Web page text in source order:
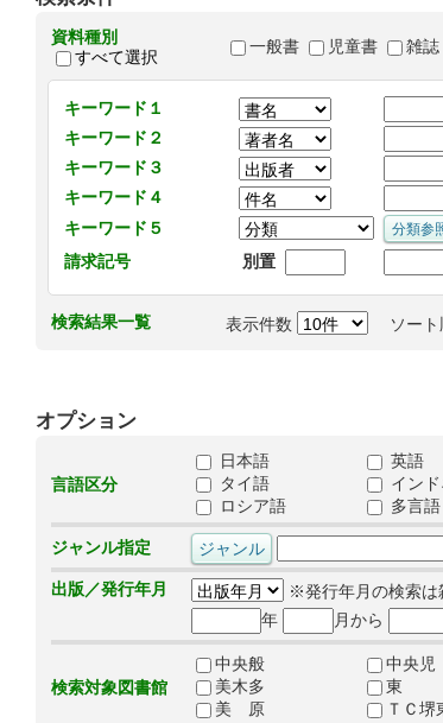
資料種別
すべて選択
一般書 児童書 雑誌
キーワード１
キーワード２
キーワード３
キーワード４
キーワード５
請求記号
別置
検索結果一覧 表示件数 ソー
オプション
言語区分
日本語 英語
タイ語
イン
ロシア語
多言語
ジャンル指定
出版／発行年月
※発行年月の検索は
年
月から
検索対象図書館
中央般 中央児
美木多
東
美 原
ＴＣ堺